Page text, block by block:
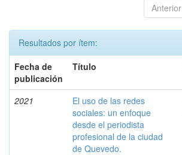
Anterior
Resultados por ítem:
Fecha de
publicación
Título
2021
El uso de las redes
sociales: un enfoque
desde el periodista
profesional de la ciudad
de Quevedo.